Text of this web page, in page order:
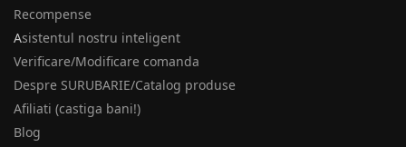
Recompense
Asistentul nostru inteligent
Verificare/Modificare comanda
Despre SURUBARIE/Catalog produse
Afiliati (castiga bani!)
Blog